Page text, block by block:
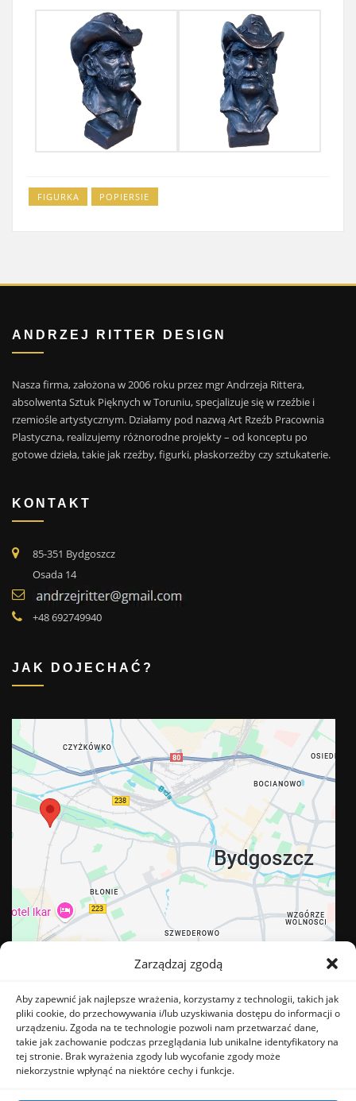
Zarządzaj zgodą
Aby zapewnić jak najlepsze wrażenia, korzystamy z technologii, takich jak
pliki cookie, do przechowywania i/lub uzyskiwania dostępu do informacji o
urządzeniu. Zgoda na te technologie pozwoli nam przetwarzać dane,
takie jak zachowanie podczas przeglądania lub unikalne identyfikatory na
tej stronie. Brak wyrażenia zgody lub wycofanie zgody może
niekorzystnie wpłynąć na niektóre cechy i funkcje.
FIGURKA POPIERSIE
ANDRZEJ RITTER DESIGN
Nasza firma, założona w 2006 roku przez mgr Andrzeja Rittera,
absolwenta Sztuk Pięknych w Toruniu, specjalizuje się w rzeźbie i
rzemiośle artystycznym. Działamy pod nazwą Art Rzeźb Pracownia
Plastyczna, realizujemy różnorodne projekty – od konceptu po
gotowe dzieła, takie jak rzeźby, figurki, płaskorzeźby czy sztukaterie.
KONTAKT
85-351 Bydgoszcz
Osada 14
+48 692749940
JAK DOJECHAĆ?
BĄDŹ NA BIEŻĄCO